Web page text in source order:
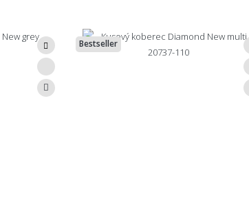
Bestseller